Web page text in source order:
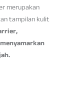
merupakan
tampilan kulit